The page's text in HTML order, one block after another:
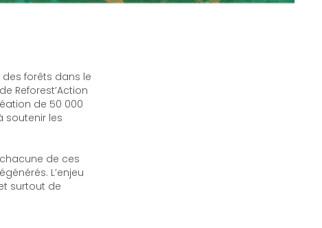
forêts dans le
Reforest’Action
de 50 000
soutenir les
de ces
L’enjeu
surtout de